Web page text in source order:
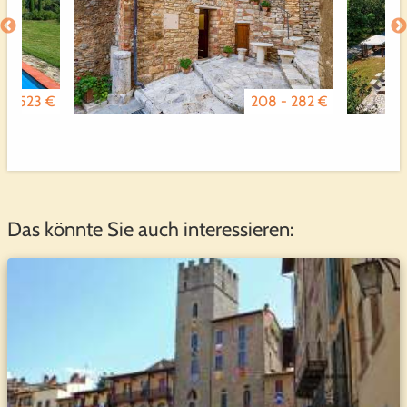
- 523 € 208 - 282 €
Das könnte Sie auch interessieren: